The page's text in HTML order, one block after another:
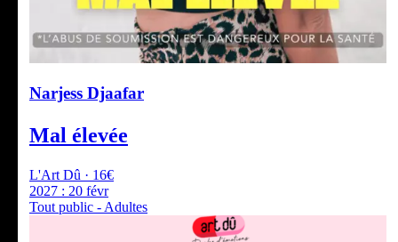
Narjess Djaafar
Mal élevée
L'Art Dû · 16€
2027 : 20 févr
Tout public - Adultes